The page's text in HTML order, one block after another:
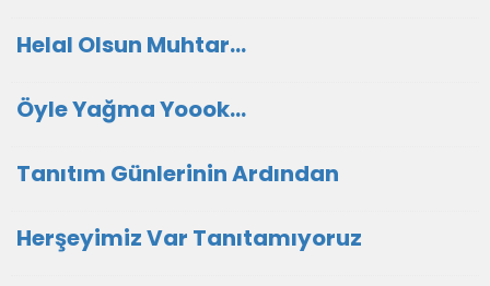
Helal Olsun Muhtar…
Öyle Yağma Yoook…
Tanıtım Günlerinin Ardından
Herşeyimiz Var Tanıtamıyoruz